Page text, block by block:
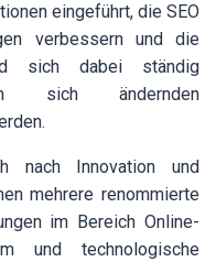
eingeführt, die SEO
verbessern und die
sich dabei ständig
sich ändernden
nach Innovation und
mehrere renommierte
im Bereich Online-
und technologische